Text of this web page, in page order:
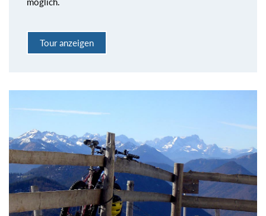
Tour anzeigen